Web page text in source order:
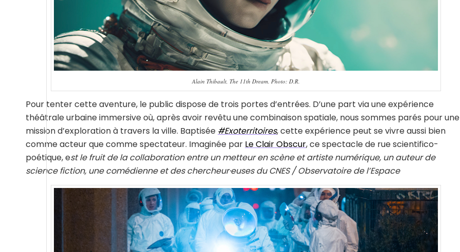
Alain Thibault, The 11th Dream. Photo: D.R.
Pour tenter cette aventure, le public dispose de trois portes d’entrées. D’une part via une expérience
théâtrale urbaine immersive où, après avoir revêtu une combinaison spatiale, nous sommes parés pour une
mission d’exploration à travers la ville. Baptisée #Exoterritoires, cette expérience peut se vivre aussi bien
comme acteur que comme spectateur. Imaginée par Le Clair Obscur, ce spectacle de rue scientifico-
poétique, est le fruit de la collaboration entre un metteur en scène et artiste numérique, un auteur de
science fiction, une comédienne et des chercheur·euses du CNES / Observatoire de l’Espace